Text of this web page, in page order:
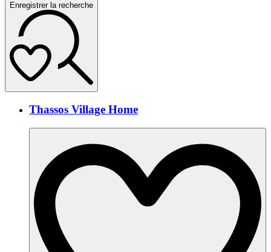
Enregistrer la recherche
Thassos Village Home